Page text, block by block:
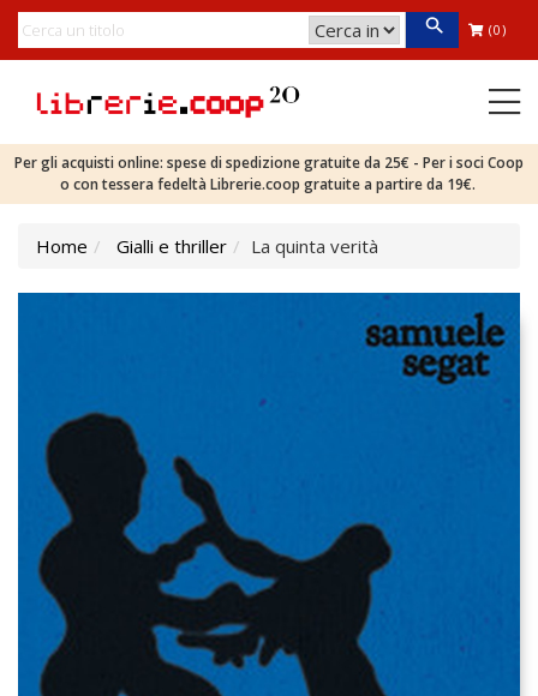
(0)
Per gli acquisti online: spese di spedizione gratuite da 25€ - Per i soci Coop
o con tessera fedeltà Librerie.coop gratuite a partire da 19€.
Home Gialli e thriller La quinta verità